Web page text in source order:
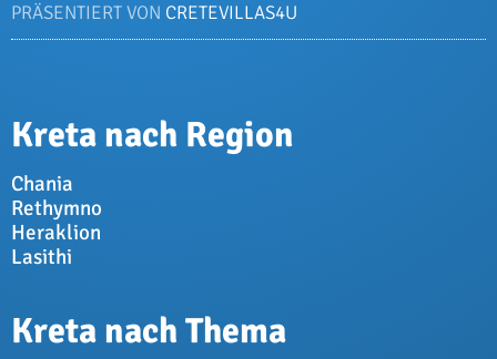
PRÄSENTIERT VON CRETEVILLAS4U
Kreta nach Region
Chania
Rethymno
Heraklion
Lasithi
Kreta nach Thema